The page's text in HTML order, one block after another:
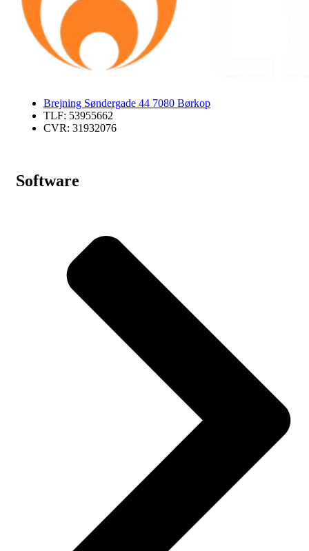
Brejning Søndergade 44 7080 Børkop
TLF: 53955662
CVR: 31932076
Software